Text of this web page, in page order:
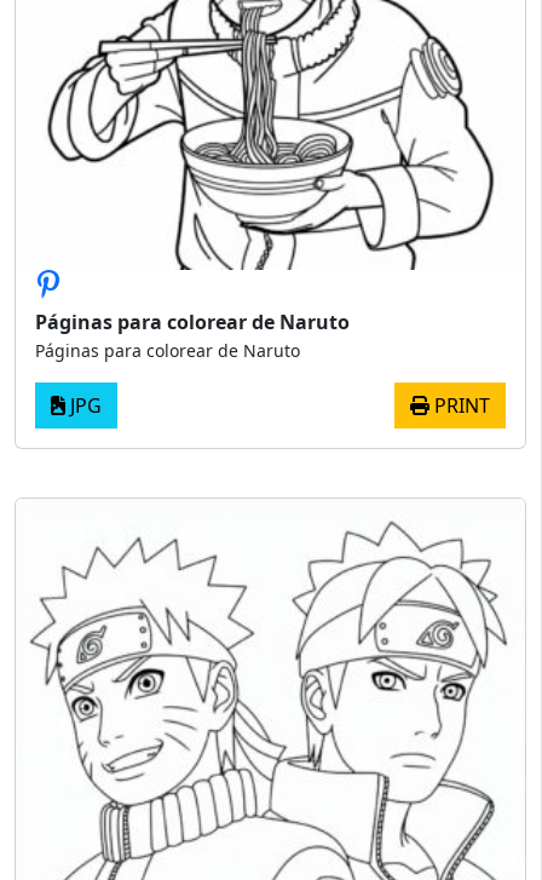
Páginas para colorear de Naruto
Páginas para colorear de Naruto
JPG PRINT